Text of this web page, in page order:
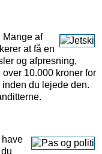
Mange af
at få en
og afpresning,
10.000 kroner for
du lejede den.
have